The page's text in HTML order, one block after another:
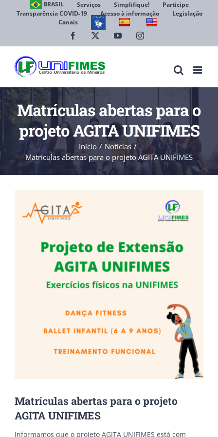
BRASIL Serviços Simplifique!
Participe
Transparência COVID-19
Acesso à informação
Legislação
Canais
Facebook YouTubeInstagram
Matrículas abertas para o
projeto AGITA UNIFIMES
Início
Notícias
Matrículas abertas para o projeto AGITA UNIFIMES
Larger
Image
Matrículas abertas para o projeto
AGITA UNIFIMES
Informamos que o projeto AGITA UNIFIMES está com